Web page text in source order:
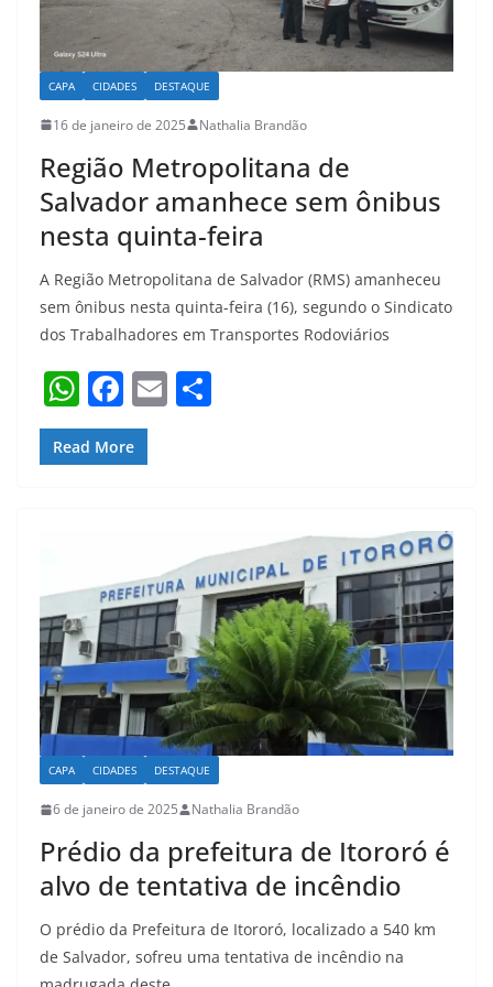
CAPA CIDADES DESTAQUE
16 de janeiro de 2025 Nathalia Brandão
Região Metropolitana de
Salvador amanhece sem ônibus
nesta quinta-feira
A Região Metropolitana de Salvador (RMS) amanheceu
sem ônibus nesta quinta-feira (16), segundo o Sindicato
dos Trabalhadores em Transportes Rodoviários
W
h
at
p
F
a
c
o
k
E
Read More
CAPA CIDADES DESTAQUE
6 de janeiro de 2025 Nathalia Brandão
Prédio da prefeitura de Itororó é
alvo de tentativa de incêndio
O prédio da Prefeitura de Itororó, localizado a 540 km
de Salvador, sofreu uma tentativa de incêndio na